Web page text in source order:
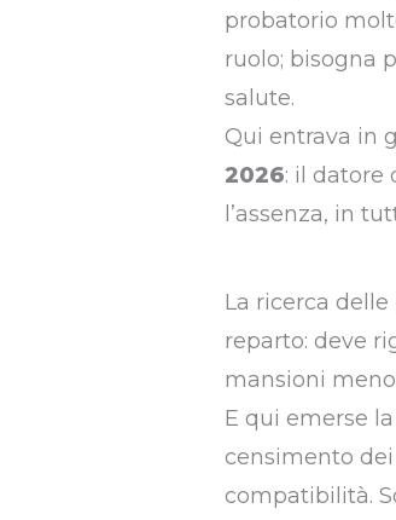
probatorio
ruolo; bisogna
salute.
Qui entrava in
2026: il datore
l’assenza, in
La ricerca
reparto: deve
mansioni
E qui emerse
censimento
compatibilità.